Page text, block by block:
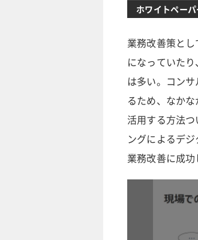
ホワイトペーパ
業務改善策と
になっていた
は多い。コン
るため、なか
活用する方法
ングによるデ
業務改善に成